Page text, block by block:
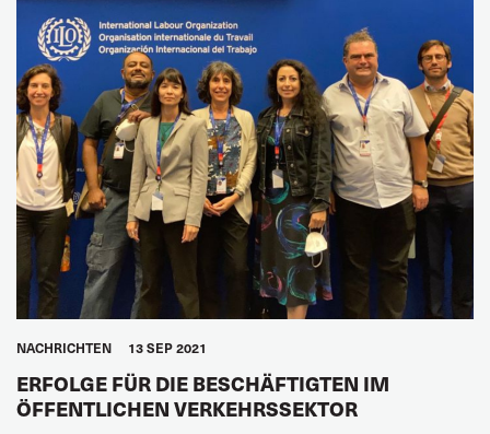
NACHRICHTEN 13 SEP 2021
ERFOLGE FÜR DIE BESCHÄFTIGTEN IM
ÖFFENTLICHEN VERKEHRSSEKTOR